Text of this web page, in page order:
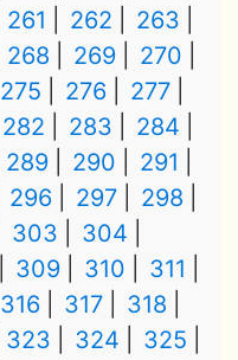
261 262
263
268 269
270
275 276
277
282 283
284
289 290
291
296 297
298
303
304
309 310
311
316 317
318
323 324
325